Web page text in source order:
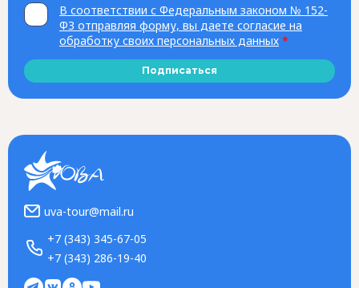
В соответствии с Федеральным законом № 152-
ФЗ отправляя форму, вы даете согласие на
обработку своих персональных данных *
Подписаться
uva-tour@mail.ru
+7 (343) 345-67-05
+7 (343) 286-19-40